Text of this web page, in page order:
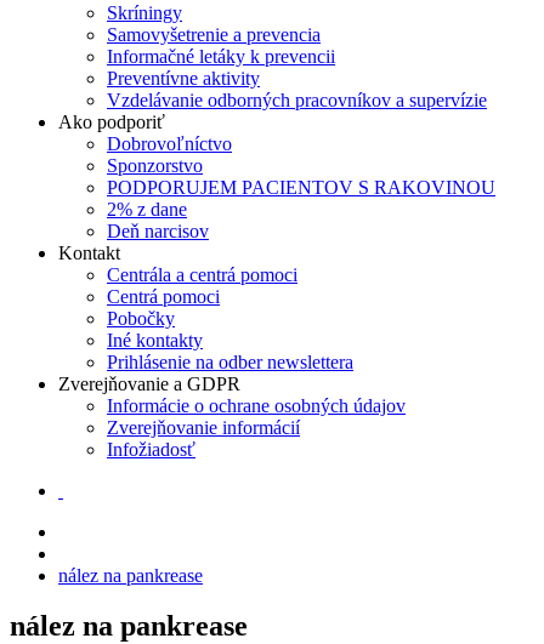
Skríningy
Samovyšetrenie a prevencia
Informačné letáky k prevencii
Preventívne aktivity
Vzdelávanie odborných pracovníkov a supervízie
Ako podporiť
Dobrovoľníctvo
Sponzorstvo
PODPORUJEM PACIENTOV S RAKOVINOU
2% z dane
Deň narcisov
Kontakt
Centrála a centrá pomoci
Centrá pomoci
Pobočky
Iné kontakty
Prihlásenie na odber newslettera
Zverejňovanie a GDPR
Informácie o ochrane osobných údajov
Zverejňovanie informácií
Infožiadosť
nález na pankrease
nález na pankrease